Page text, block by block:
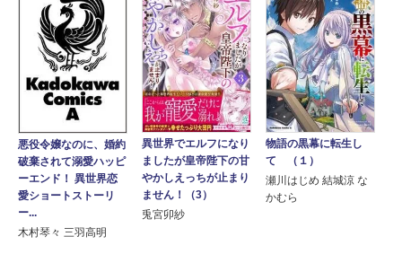
悪役令嬢なのに、婚約
破棄されて溺愛ハッピ
ーエンド！ 異世界恋
愛ショートストーリ
ー...
木村琴々 三羽高明
異世界でエルフになり
ましたが皇帝陛下の甘
やかしえっちが止まり
ません！（3）
兎宮卯紗
物語の黒幕に転生し
て （１）
瀬川はじめ 結城涼 な
かむら